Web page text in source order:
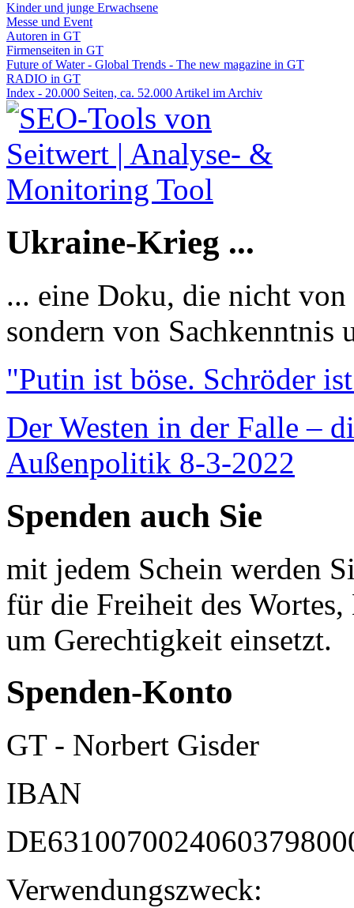
Kinder und junge Erwachsene
Messe und Event
Autoren in GT
Firmenseiten in GT
Future of Water - Global Trends - The new magazine in GT
RADIO in GT
Index - 20.000 Seiten, ca. 52.000 Artikel im Archiv
Ukraine-Krieg ...
... eine Doku, die nicht
sondern von Sachkenntnis
"Putin ist böse. Schröder
Der Westen in der Falle –
Außenpolitik 8-3-2022
Spenden auch Sie
mit jedem Schein werden
für die Freiheit des
um Gerechtigkeit einsetzt.
Spenden-Konto
GT - Norbert Gisder
IBAN
Verwendungszweck: